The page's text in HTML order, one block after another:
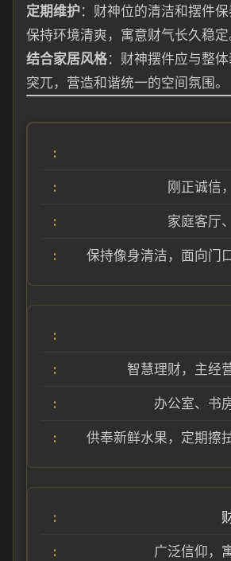
定期维护：财神位的清洁和摆件保
保持环境清爽，寓意财气长久稳定
结合家居风格：财神摆件应与整
突兀，营造和谐统一的空间氛围。
刚正诚信
家庭客厅
保持像身清洁，面向门
智慧理财，主经
办公室、书
供奉新鲜水果，定期擦
广泛信仰，